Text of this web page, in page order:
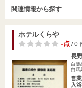
関連情報から探す
ホテルくらや
-点/ 0
長
白馬
白馬
営
入